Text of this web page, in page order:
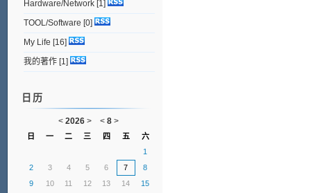
Hardware/Network[1]
TOOL/Software [0]
My Life [16]
我的著作[1]
日历
< 2026 > < 8 >
日 一 二 三 四 五
六
1
2
3 4 5 6 7
8
9
10 11 12 13 14
15